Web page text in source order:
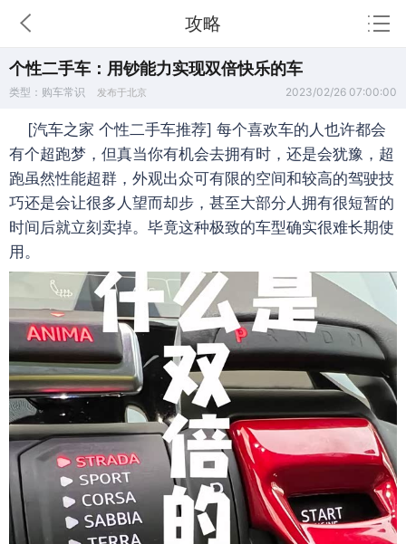
攻略
个性二手车：用钞能力实现双倍快乐的车
类型：购车常识 发布于北京 2023/02/26 07:00:00
[汽车之家 个性二手车推荐] 每个喜欢车的人也许都会
有个超跑梦，但真当你有机会去拥有时，还是会犹豫，超
跑虽然性能超群，外观出众可有限的空间和较高的驾驶技
巧还是会让很多人望而却步，甚至大部分人拥有很短暂的
时间后就立刻卖掉。毕竟这种极致的车型确实很难长期使
用。